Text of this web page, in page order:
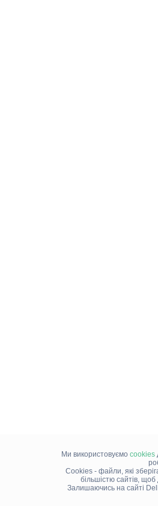
Ми використовуємо cookies
Cookies - файли, які
більшістю сайтів,
Залишаючись на сайті